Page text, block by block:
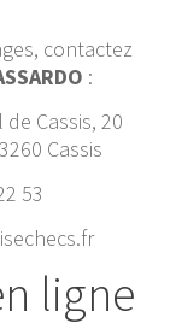
contactez
:
Cassis, 20
Cassis
53
ligne